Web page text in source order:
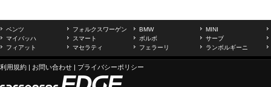
ベンツ フォルクスワーゲン BMW
MINI
マイバッハ
スマート ボルボ
サーブ
フィアット
マセラティ フェラーリ ランボルギーニ
利用規約 | お問い合わせ | プライバシーポリシー